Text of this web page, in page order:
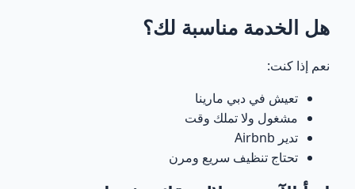
هل الخدمة مناسبة لك؟
نعم إذا كنت:
تعيش في دبي مارينا
مشغول ولا تملك وقت
تدير Airbnb
تحتاج تنظيف سريع ومرن